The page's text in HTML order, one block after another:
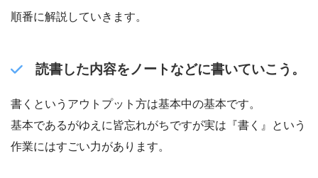
順番に解説していきます。
読書した内容をノートなどに書いていこう。
書くというアウトプット方は基本中の基本です。
基本であるがゆえに皆忘れがちですが実は『書く』という
作業にはすごい力があります。